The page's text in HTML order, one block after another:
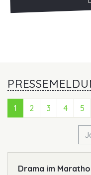
1 2 3 4 5
Drama im